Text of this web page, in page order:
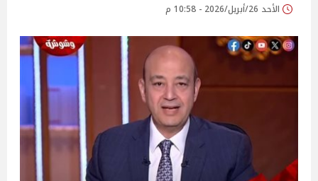
الأحد 26/أبريل/2026 - 10:58 م